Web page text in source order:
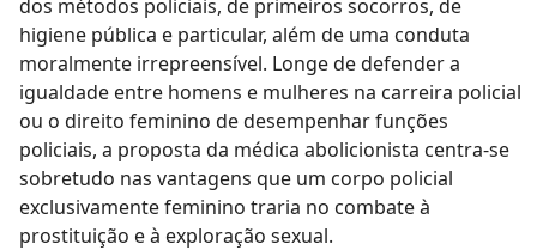
dos métodos policiais, de primeiros socorros, de
higiene pública e particular, além de uma conduta
moralmente irrepreensível. Longe de defender a
igualdade entre homens e mulheres na carreira policial
ou o direito feminino de desempenhar funções
policiais, a proposta da médica abolicionista centra-se
sobretudo nas vantagens que um corpo policial
exclusivamente feminino traria no combate à
prostituição e à exploração sexual.